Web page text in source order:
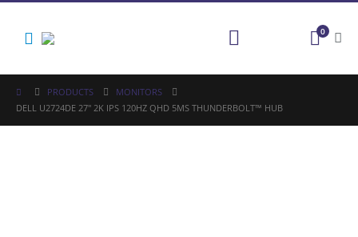
0
PRODUCTS
MONITORS
DELL U2724DE 27″ 2K IPS 120HZ QHD 5MS THUNDERBOLT™ HUB